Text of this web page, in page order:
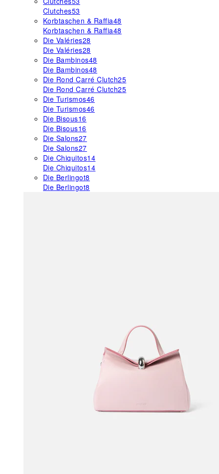
Clutches53
Korbtaschen & Raffia48
Korbtaschen & Raffia48
Die Valéries28
Die Valéries28
Die Bambinos48
Die Bambinos48
Die Rond Carré Clutch25
Die Rond Carré Clutch25
Die Turismos46
Die Turismos46
Die Bisous16
Die Bisous16
Die Salons27
Die Salons27
Die Chiquitos14
Die Chiquitos14
Die Berlingot8
Die Berlingot8